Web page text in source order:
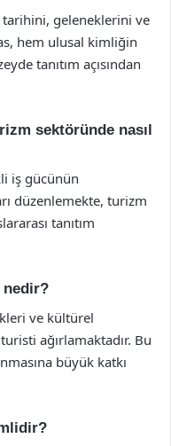
tarihini, geleneklerini ve
hem ulusal kimliğin
tanıtım açısından
sektöründe nasıl
iş gücünün
düzenlemekte, turizm
tanıtım
nedir?
ve kültürel
ağırlamaktadır. Bu
büyük katkı